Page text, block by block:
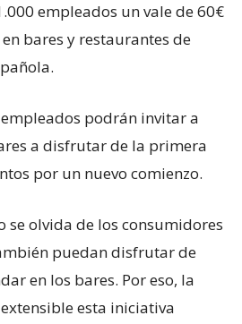
empleados un vale de 60€
bares y restaurantes de
podrán invitar a
a disfrutar de la primera
por un nuevo comienzo.
se olvida de los consumidores
puedan disfrutar de
en los bares. Por eso, la
esta iniciativa